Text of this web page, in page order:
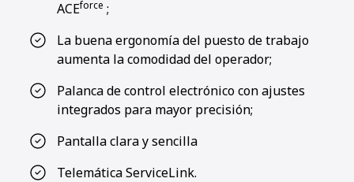
ACEforce ;
La buena ergonomía del puesto de trabajo
aumenta la comodidad del operador;
Palanca de control electrónico con ajustes
integrados para mayor precisión;
Pantalla clara y sencilla
Telemática ServiceLink.